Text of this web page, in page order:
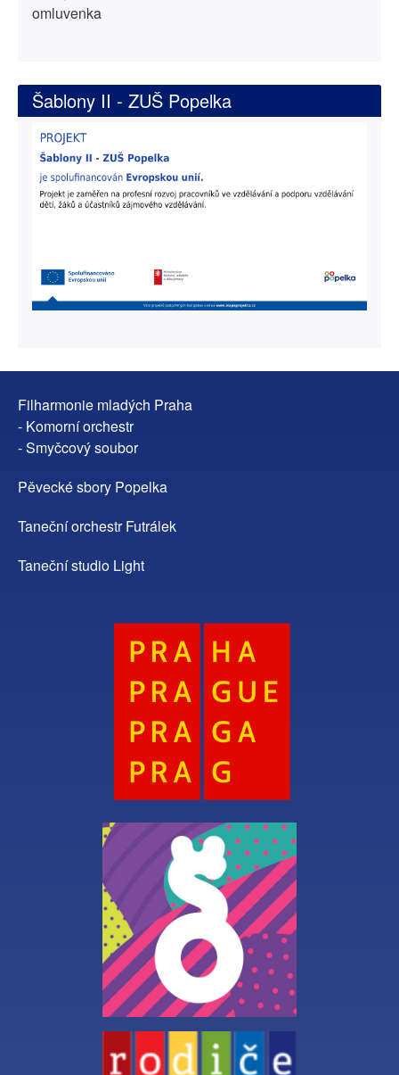
omluvenka
Šablony II - ZUŠ Popelka
Filharmonie mladých Praha
- Komorní orchestr
- Smyčcový soubor
Pěvecké sbory Popelka
Taneční orchestr Futrálek
Taneční studio Light